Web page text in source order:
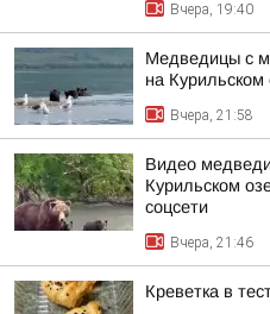
Вчера, 19:40
Медведицы с
на Курильском
Вчера, 21:58
Видео
Курильском
соцсети
Вчера, 21:46
Креветка в